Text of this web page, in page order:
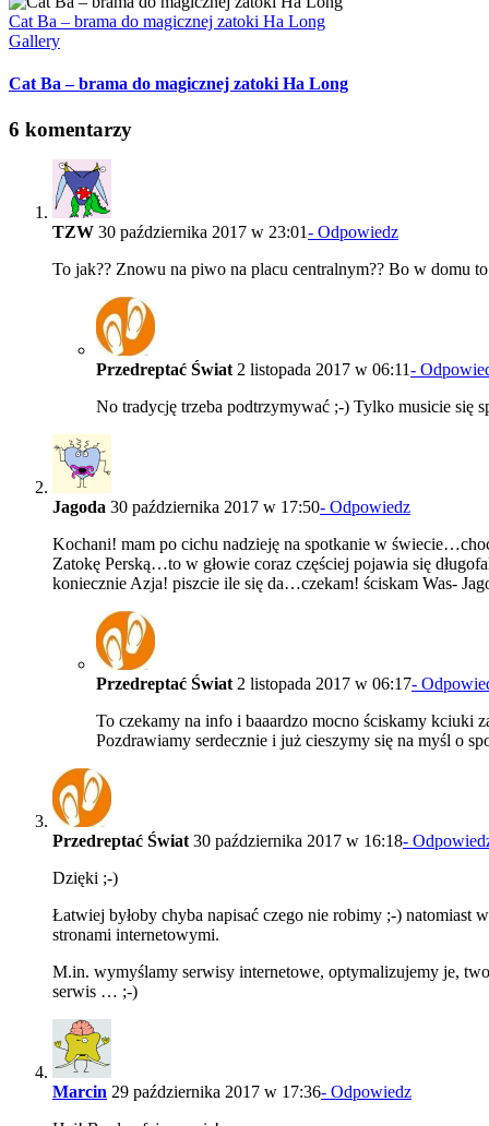
Cat Ba – brama do magicznej zatoki Ha Long
Gallery
Cat Ba – brama do magicznej zatoki Ha Long
6 komentarzy
TZW 30 października 2017 w 23:01- Odpowiedz
To jak?? Znowu na piwo na placu centralnym?? Bo w domu
Przedreptać Świat 2 listopada 2017 w 06:11-
No tradycję trzeba podtrzymywać ;-) Tylko musicie się
Jagoda 30 października 2017 w 17:50- Odpowiedz
Kochani! mam po cichu nadzieję na spotkanie w
Zatokę Perską…to w głowie coraz częściej pojawia się
koniecznie Azja! piszcie ile się da…czekam! ściskam Was-
Przedreptać Świat 2 listopada 2017 w 06:17-
To czekamy na info i baaardzo mocno ściskamy kciuki
Pozdrawiamy serdecznie i już cieszymy się na myśl o
Przedreptać Świat 30 października 2017 w 16:18-
Dzięki ;-)
Łatwiej byłoby chyba napisać czego nie robimy ;-) natomiast
stronami internetowymi.
M.in. wymyślamy serwisy internetowe, optymalizujemy je,
serwis … ;-)
Marcin 29 października 2017 w 17:36- Odpowiedz